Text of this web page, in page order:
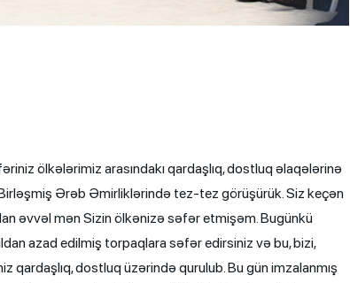
ölkələrimiz arasındakı qardaşlıq, dostluq əlaqələrinə
Ərəb Əmirliklərində tez-tez görüşürük. Siz keçən
əvvəl mən Sizin ölkənizə səfər etmişəm. Bugünkü
azad edilmiş torpaqlara səfər edirsiniz və bu, bizi,
qardaşlıq, dostluq üzərində qurulub. Bu gün imzalanmış